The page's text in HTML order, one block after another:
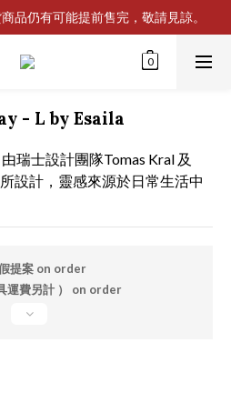
品仍有可能提前售完，敬請見諒。
- L by Esaila
瑞士設計團隊Tomas Kral 及
設計，靈感來源於日常生活中
提案 on order
運費另計 ） on order